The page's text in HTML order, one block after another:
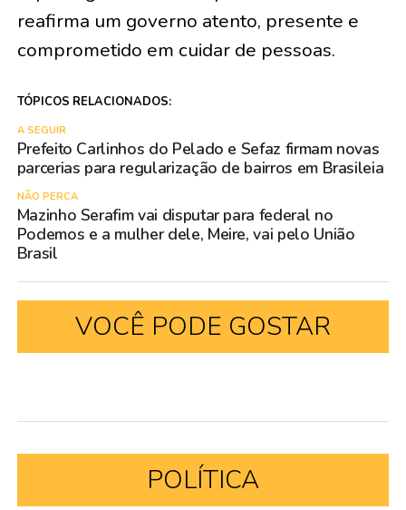
reafirma um governo atento, presente e
comprometido em cuidar de pessoas.
TÓPICOS RELACIONADOS:
A SEGUIR
Prefeito Carlinhos do Pelado e Sefaz firmam novas
parcerias para regularização de bairros em Brasileia
NÃO PERCA
Mazinho Serafim vai disputar para federal no
Podemos e a mulher dele, Meire, vai pelo União
Brasil
VOCÊ PODE GOSTAR
POLÍTICA